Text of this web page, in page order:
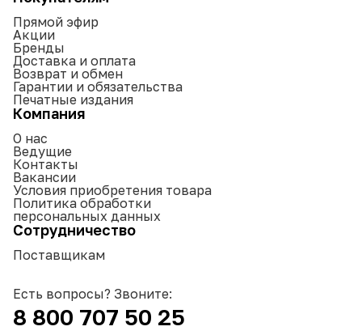
Прямой эфир
Акции
Бренды
Доставка и оплата
Возврат и обмен
Гарантии и обязательства
Печатные издания
Компания
О нас
Ведущие
Контакты
Вакансии
Условия приобретения товара
Политика обработки
персональных данных
Сотрудничество
Поставщикам
Есть вопросы? Звоните:
8 800 707 50 25